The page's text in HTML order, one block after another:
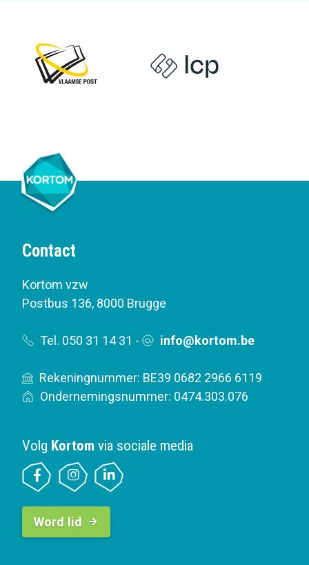
Contact
Kortom vzw
Postbus 136, 8000 Brugge
Tel. 050 31 14 31 - info@kortom.be
Rekeningnummer: BE39 0682 2966 6119
Ondernemingsnummer: 0474.303.076
Volg Kortom via sociale media
B
t
Word lid